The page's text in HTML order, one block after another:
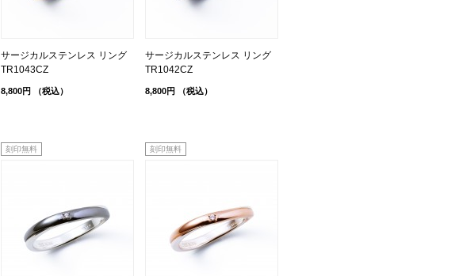
サージカルステンレス リング
TR1043CZ
8,800円 （税込）
サージカルステンレス リング
TR1042CZ
8,800円 （税込）
刻印無料 刻印無料